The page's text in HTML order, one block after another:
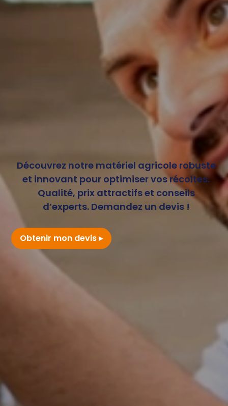
Découvrez notre matériel agricole robuste
et innovant pour optimiser vos récoltes.
Qualité, prix attractifs et conseils
d’experts. Demandez un devis !
Obtenir mon devis